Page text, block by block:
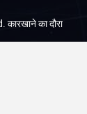
का दौरा